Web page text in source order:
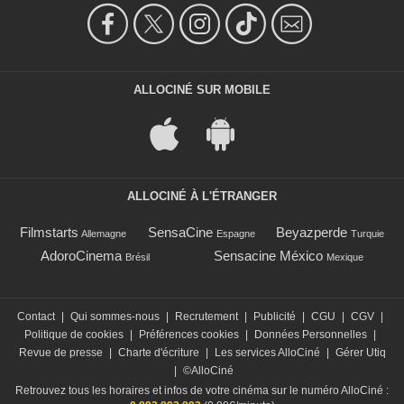
ALLOCINÉ SUR MOBILE
ALLOCINÉ À L'ÉTRANGER
Filmstarts Allemagne SensaCine Espagne Beyazperde Turquie
AdoroCinema Brésil Sensacine México Mexique
Contact Qui sommes-nous Recrutement Publicité CGU CGV
Politique de cookies
Préférences cookies Données Personnelles
Revue de presse
Charte d'écriture Les services AlloCiné
Gérer Utiq
©AlloCiné
Retrouvez tous les horaires et infos de votre cinéma sur le numéro AlloCiné :